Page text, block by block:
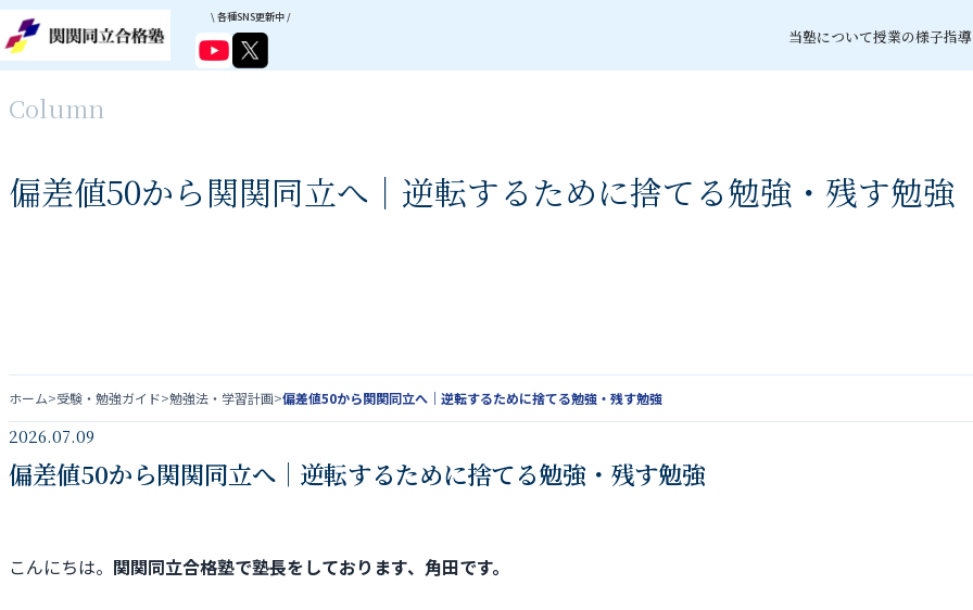
\ 各種SNS更新中 /
当塾について授業の様子指
Column
偏差値50から関関同立へ｜逆転するために捨てる勉強・残す勉強
ホーム>受験・勉強ガイド>勉強法・学習計画>偏差値50から関関同立へ｜逆転するために捨てる勉強・残す勉強
2026.07.09
偏差値50から関関同立へ｜逆転するために捨てる勉強・残す勉強
こんにちは。 関関同立合格塾で塾長をしております、角田です。